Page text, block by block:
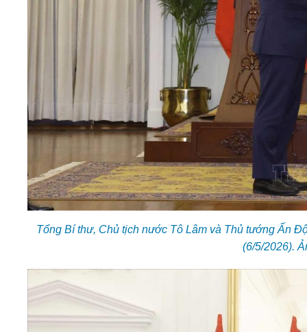
Tổng Bí thư, Chủ tịch nước Tô Lâm và Thủ tướng Ấn
(6/5/2026).